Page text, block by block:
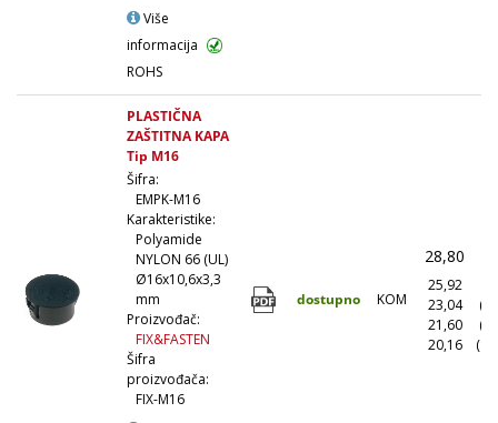
Više
informacija
ROHS
PLASTIČNA
ZAŠTITNA KAPA
Tip M16
Šifra:
EMPK-M16
Karakteristike:
Polyamide
NYLON 66 (UL)
Ø16x10,6x3,3
mm
Proizvođač:
FIX&FASTEN
Šifra
proizvođača:
FIX-M16
dostupno KOM
28,80
25,92
23,04
21,60
20,16